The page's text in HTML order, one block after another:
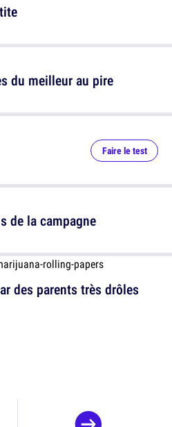
du meilleur au pire
des parents très drôles
Faire le test
de la campagne